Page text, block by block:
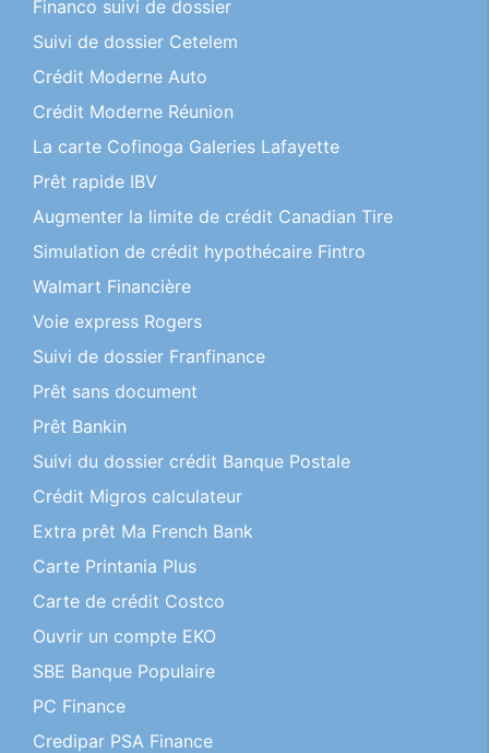
Financo suivi de dossier
Suivi de dossier Cetelem
Crédit Moderne Auto
Crédit Moderne Réunion
La carte Cofinoga Galeries Lafayette
Prêt rapide IBV
Augmenter la limite de crédit Canadian Tire
Simulation de crédit hypothécaire Fintro
Walmart Financière
Voie express Rogers
Suivi de dossier Franfinance
Prêt sans document
Prêt Bankin
Suivi du dossier crédit Banque Postale
Crédit Migros calculateur
Extra prêt Ma French Bank
Carte Printania Plus
Carte de crédit Costco
Ouvrir un compte EKO
SBE Banque Populaire
PC Finance
Credipar PSA Finance